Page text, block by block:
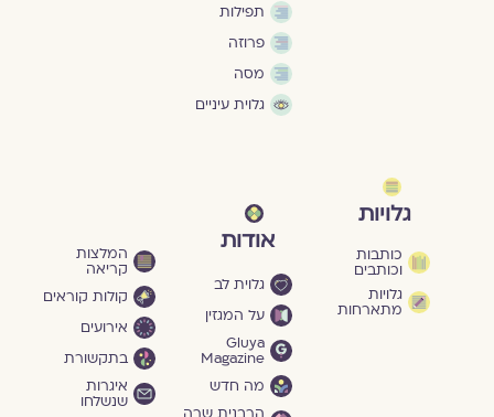
תפילות
פרוזה
מסה
גלוית עיניים
גלויות
כותבות
וכותבים
גלויות
מתארחות
אודות
גלוית לב
על המגזין
Gluya
Magazine
מה חדש
המלצות
קריאה
קולות קוראים
אירועים
בתקשורת
איגרות
שנשלחו